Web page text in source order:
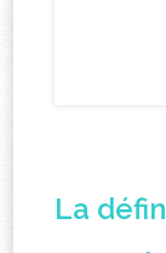
La